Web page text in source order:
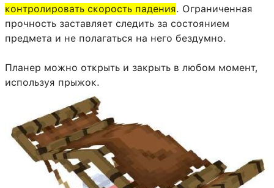
контролировать скорость падения. Ограниченная
прочность заставляет следить за состоянием
предмета и не полагаться на него бездумно.
Планер можно открыть и закрыть в любом момент,
используя прыжок.